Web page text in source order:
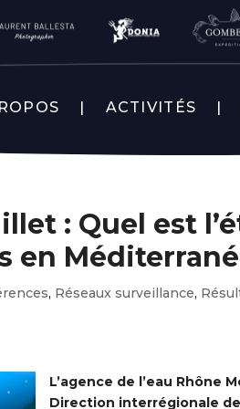
ACTIVITÉS
: Quel est
en
, Réseaux surveillance,
L’agence de l’eau Rhône
Direction interrégionale